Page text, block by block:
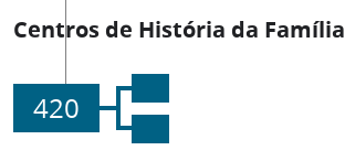
Centros de História da Família
420